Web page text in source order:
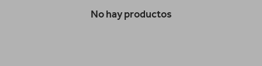
No hay productos